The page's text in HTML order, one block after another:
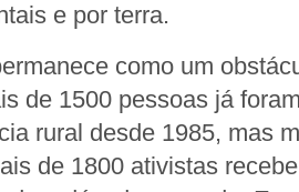
e por terra.
como um
de 1500 pessoas já
rural desde 1985, mas
de 1800 ativistas